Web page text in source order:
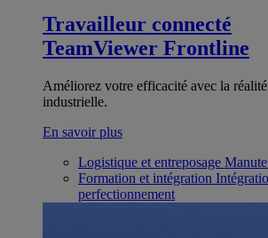
Travailleur connecté
TeamViewer Frontline
Améliorez votre efficacité avec la
industrielle.
En savoir plus
Logistique et entreposage
Formation et intégration
perfectionnement